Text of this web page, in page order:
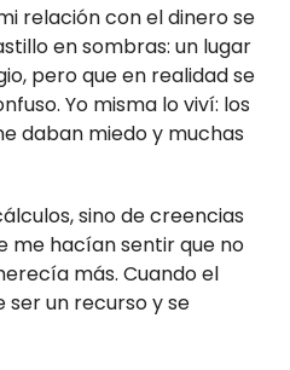
relación con el dinero se
en sombras: un lugar
pero que en realidad se
Yo misma lo viví: los
daban miedo y muchas
sino de creencias
me hacían sentir que no
más. Cuando el
ser un recurso y se